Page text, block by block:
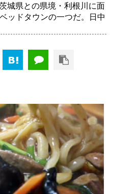
城県との県境・利根川に面
ッドタウンの一つだ。日中